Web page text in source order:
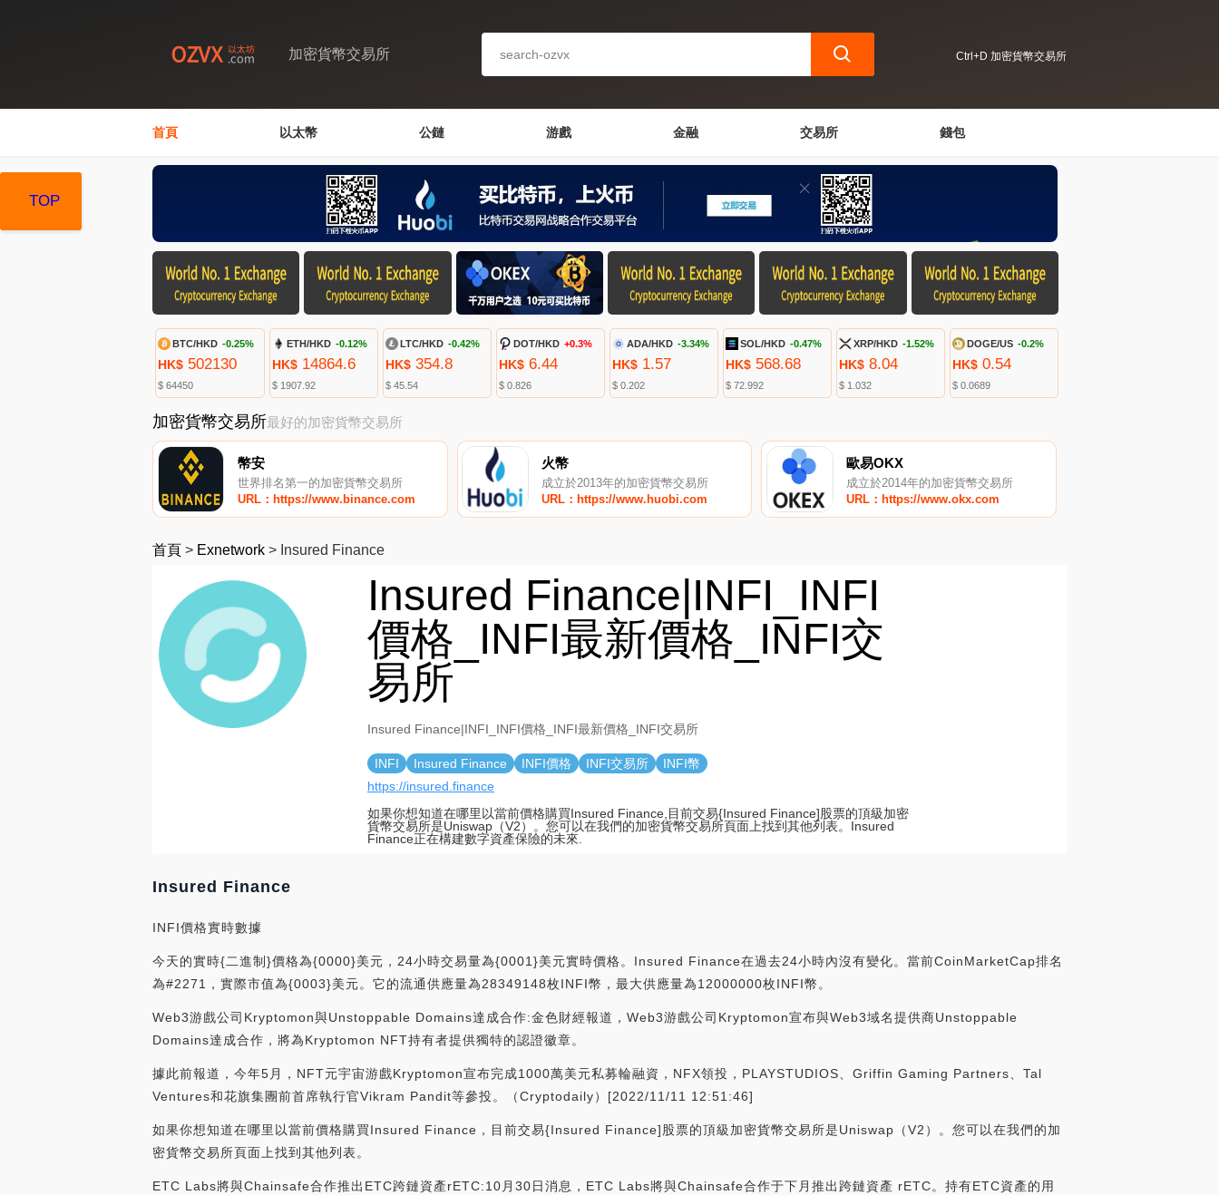
加密貨幣交易所 Ctrl+D 加密貨幣交易所
首頁 以太幣 公鏈 游戲 金融 交易所 錢包
BTC/HKD -0.25%
HK$ 502130
$ 64450
ETH/HKD -0.12%
HK$14864.6
$ 1907.92
LTC/HKD -0.42%
HK$354.8
$ 45.54
DOT/HKD +0.3%
HK$6.44
$ 0.826
ADA/HKD -3.34%
HK$1.57
$ 0.202
SOL/HKD -0.47%
HK$ 568.68
$ 72.992
XRP/HKD -1.52%
HK$ 8.04
$ 1.032
DOGE/US -0.2%
HK$ 0.54
$ 0.0689
加密貨幣交易所最好的加密貨幣交易所
幣安
世界排名第一的加密貨幣交易所
URL：https://www.binance.com
火幣
成立於2013年的加密貨幣交易所
URL：https://www.huobi.com
歐易OKX
成立於2014年的加密貨幣交易所
URL：https://www.okx.com
首頁 > Exnetwork > Insured Finance
Insured Finance|INFI_INFI
價格_INFI最新價格_INFI交
易所
Insured Finance|INFI_INFI價格_INFI最新價格_INFI交易所
INFI Insured Finance INFI價格 INFI交易所
INFI幣
https://insured.finance
如果你想知道在哪里以當前價格購買Insured Finance,目前交易{Insured Finance]股票的頂級加密
貨幣交易所是Uniswap（V2）。您可以在我們的加密貨幣交易所頁面上找到其他列表。Insured
Finance正在構建數字資產保險的未來.
Insured Finance
INFI價格實時數據
今天的實時{二進制}價格為{0000}美元，24小時交易量為{0001}美元實時價格。Insured Finance在過去24小時內沒有變化。當前CoinMarketCap排名
為#2271，實際市值為{0003}美元。它的流通供應量為28349148枚INFI幣，最大供應量為12000000枚INFI幣。
Web3游戲公司Kryptomon與Unstoppable Domains達成合作:金色財經報道，Web3游戲公司Kryptomon宣布與Web3域名提供商Unstoppable
Domains達成合作，將為Kryptomon NFT持有者提供獨特的認證徽章。
據此前報道，今年5月，NFT元宇宙游戲Kryptomon宣布完成1000萬美元私募輪融資，NFX領投，PLAYSTUDIOS、Griffin Gaming Partners、Tal
Ventures和花旗集團前首席執行官Vikram Pandit等參投。（Cryptodaily）[2022/11/11 12:51:46]
如果你想知道在哪里以當前價格購買Insured Finance，目前交易{Insured Finance]股票的頂級加密貨幣交易所是Uniswap（V2）。您可以在我們的加
密貨幣交易所頁面上找到其他列表。
ETC Labs將與Chainsafe合作推出ETC跨鏈資產rETC:10月30日消息，ETC Labs將與Chainsafe合作于下月推出跨鏈資產 rETC。持有ETC資產的用
TOP
TOP
TOP